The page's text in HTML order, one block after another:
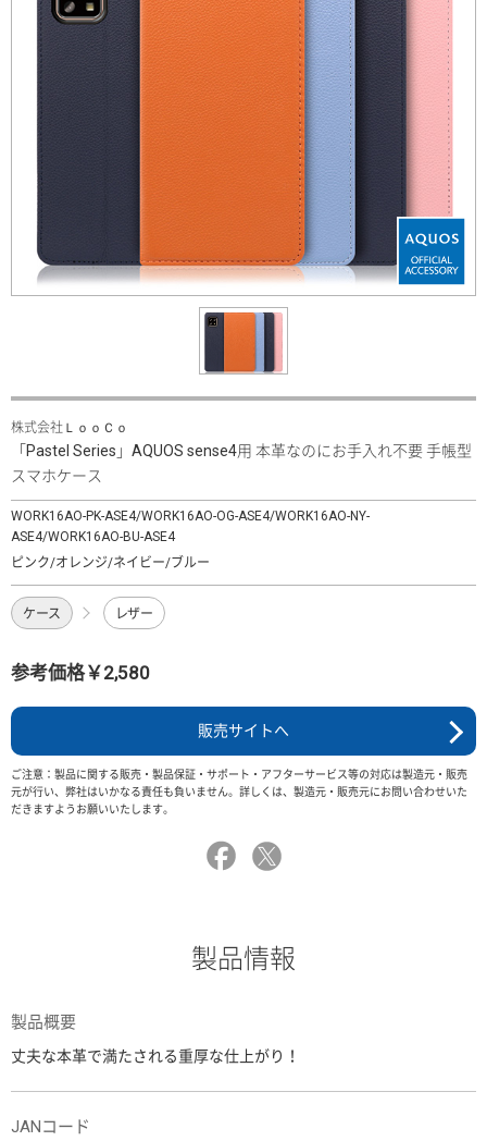
株式会社ＬｏｏＣｏ
「Pastel Series」AQUOS sense4用 本革なのにお手入れ不要 手帳型
スマホケース
WORK16AO-PK-ASE4/WORK16AO-OG-ASE4/WORK16AO-NY-
ASE4/WORK16AO-BU-ASE4
ピンク/オレンジ/ネイビー/ブルー
ケース レザー
参考価格￥2,580
販売サイトへ
ご注意：製品に関する販売・製品保証・サポート・アフターサービス等の対応は製造元・販売
元が行い、弊社はいかなる責任も負いません。詳しくは、製造元・販売元にお問い合わせいた
だきますようお願いいたします。
製品情報
製品概要
丈夫な本革で満たされる重厚な仕上がり！
JANコード